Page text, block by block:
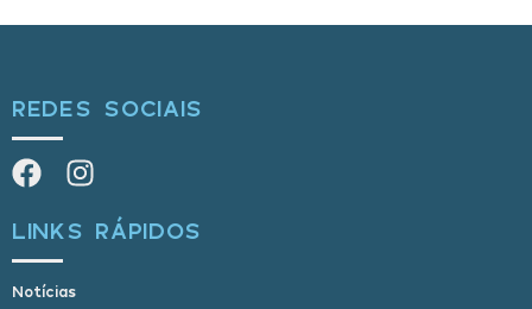
REDES SOCIAIS
LINKS RÁPIDOS
Notícias